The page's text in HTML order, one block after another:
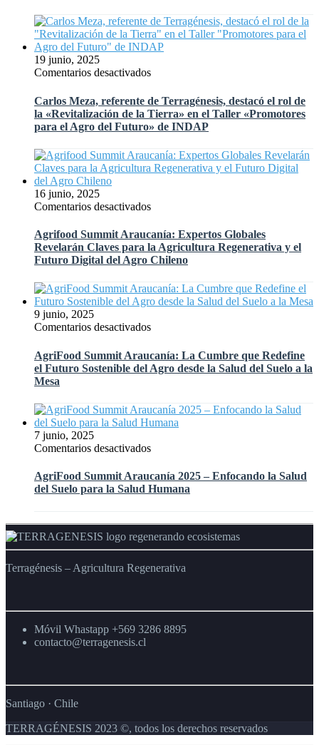
Agrifood
Summit
Araucanía
AgriFood
Summit
Araucanía
conectó
salud
suelo
con
la
humana
19 junio, 2025
Comentarios desactivadosen
Meza,
referente
de
Terragénesis,
destacó
el
rol
«Revitalización
la
Tierra»
en
Taller
«Promotores
el
del
Futuro»
Carlos Meza, referente de Terragénesis, destacó el rol de
la «Revitalización de la Tierra» en el Taller «Promotores
para el Agro del Futuro» de INDAP
16 junio, 2025
Comentarios desactivadosen
Summit
Araucanía:
Expertos
Revelarán
Claves
para
Agricultura
y
el
del
Agro
Agrifood Summit Araucanía: Expertos Globales
Revelarán Claves para la Agricultura Regenerativa y el
Futuro Digital del Agro Chileno
9 junio, 2025
Comentarios desactivadosen
Summit
Araucanía:
La
Redefine
el
Sostenible
Agro
desde
del
Suelo
la
AgriFood Summit Araucanía: La Cumbre que Redefine
el Futuro Sostenible del Agro desde la Salud del Suelo a la
Mesa
7 junio, 2025
Comentarios desactivadosen
Summit
Araucanía
Enfocando
la
Salud
Suelo
Salud
Humana
AgriFood Summit Araucanía 2025 – Enfocando la Salud
del Suelo para la Salud Humana
Terragénesis – Agricultura Regenerativa
Móvil Whastapp +569 3286 8895
contacto@terragenesis.cl
Santiago · Chile
TERRAGÉNESIS 2023 ©, todos los derechos reservados